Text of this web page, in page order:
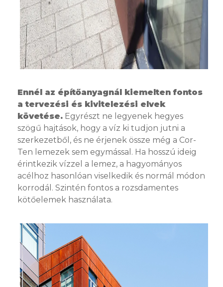
Ennél az építőanyagnál kiemelten fontos
a tervezési és kivitelezési elvek
követése. Egyrészt ne legyenek hegyes
szögű hajtások, hogy a víz ki tudjon jutni a
szerkezetből, és ne érjenek össze még a Cor-
Ten lemezek sem egymással. Ha hosszú ideig
érintkezik vízzel a lemez, a hagyományos
acélhoz hasonlóan viselkedik és normál módon
korrodál. Szintén fontos a rozsdamentes
kötőelemek használata.